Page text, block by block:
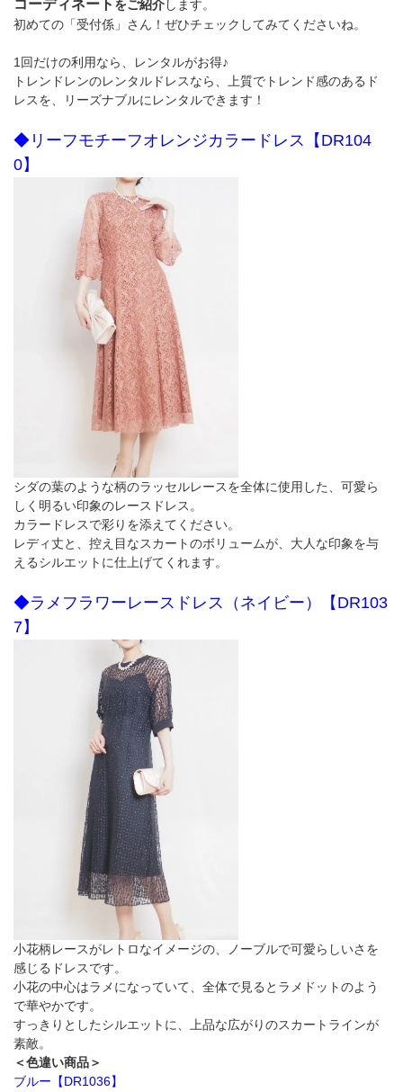
コーディネート をご紹介します。
初めての「受付係」さん！ぜひチェックしてみてくださいね。
1回だけの利用なら、レンタルがお得♪
トレンドレンのレンタルドレスなら、上質でトレンド感のあるド
レスを、リーズナブルにレンタルできます！
◆リーフモチーフオレンジカラードレス【DR104
0】
シダの葉のような柄のラッセルレースを全体に使用した、可愛ら
しく明るい印象のレースドレス。
カラードレスで彩りを添えてください。
レディ丈と、控え目なスカートのボリュームが、大人な印象を与
えるシルエットに仕上げてくれます。
◆ラメフラワーレースドレス（ネイビー）【DR103
7】
小花柄レースがレトロなイメージの、ノーブルで可愛らしいさを
感じるドレスです。
小花の中心はラメになっていて、全体で見るとラメドットのよう
で華やかです。
すっきりとしたシルエットに、上品な広がりのスカートラインが
素敵。
＜色違い商品＞
ブルー【DR1036】